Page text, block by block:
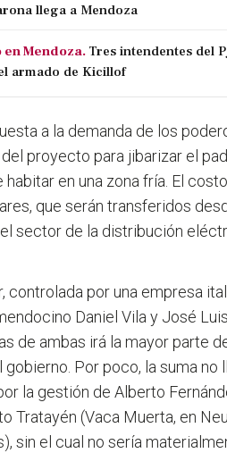
llega a Mendoza
Mendoza.Tres intendentes del
armado de Kicillof
a la demanda de los
proyecto para jibarizar el
en una zona fría. El
que serán transferidos
sector de la distribución
controlada por una empresa
Daniel Vila y José
de ambas irá la mayor parte
Por poco, la suma no
la gestión de Alberto
Tratayén (Vaca Muerta, en
sin el cual no sería